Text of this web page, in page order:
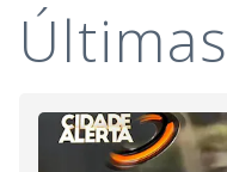
Últimas